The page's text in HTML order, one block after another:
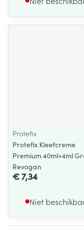
Protefix
Protefix Kleefcreme
Premium 40ml+4ml
Revogan
€ 7,34
Niet